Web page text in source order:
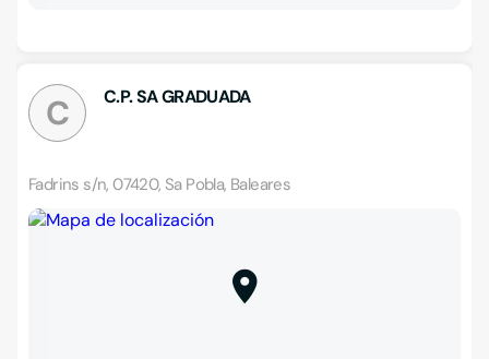
C C.P. SA GRADUADA
Fadrins s/n, 07420, Sa Pobla, Baleares